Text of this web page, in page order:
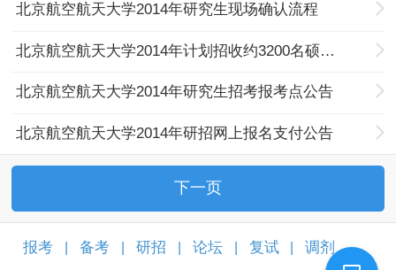
北京航空航天大学2014年研究生现场确认流程
北京航空航天大学2014年计划招收约3200名硕士研究生
北京航空航天大学2014年研究生招考报考点公告
北京航空航天大学2014年研招网上报名支付公告
下一页
报考 备考 研招 论坛 复试 调剂